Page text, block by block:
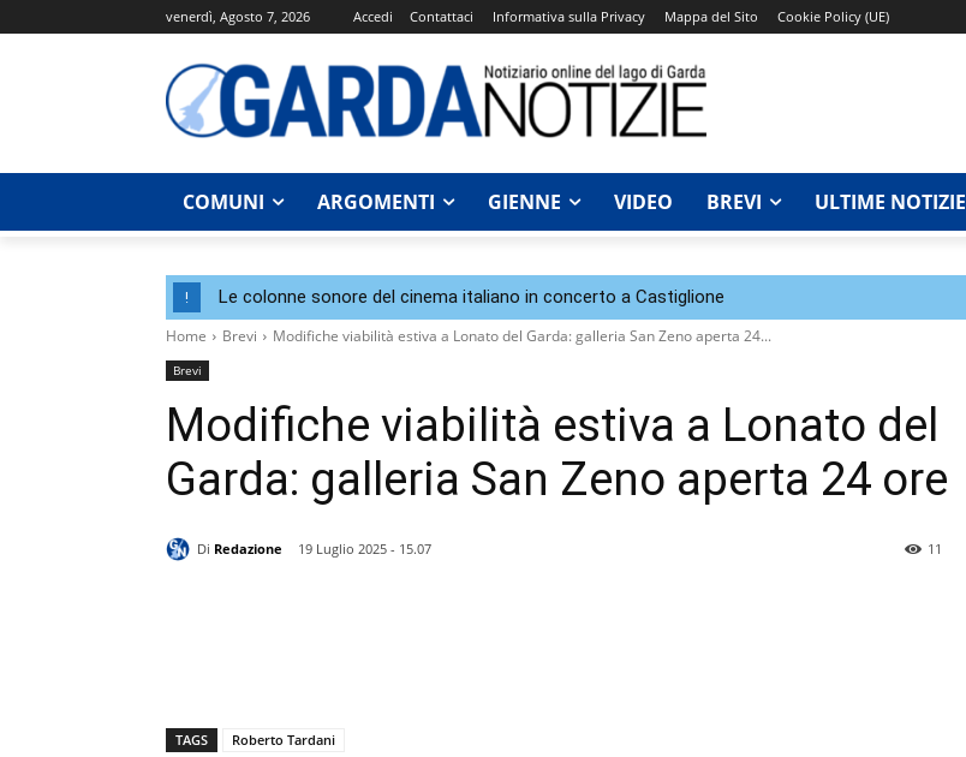
venerdì, Agosto 7, 2026 Accedi Contattaci Informativa sulla Privacy Mappa del Sito Cookie Policy (UE)
COMUNI ARGOMENTI GIENNE VIDEO BREVI ULTIME NOTIZIE
! Le colonne sonore del cinema italiano in concerto a Castiglione
Home Brevi Modifiche viabilità estiva a Lonato del Garda: galleria San Zeno aperta 24...
Brevi
Modifiche viabilità estiva a Lonato del
Garda: galleria San Zeno aperta 24 ore
Di Redazione
19 Luglio 2025 - 15.07
11
TAGS Roberto Tardani